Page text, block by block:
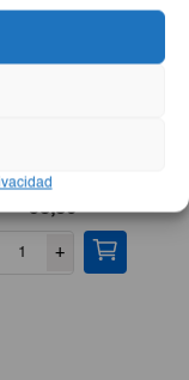
Coco Rallado
€5,50
+